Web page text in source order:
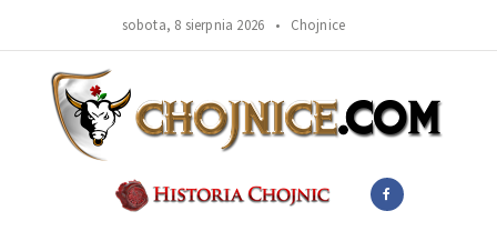
sobota, 8 sierpnia 2026 • Chojnice